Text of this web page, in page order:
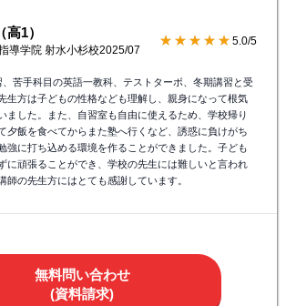
1）
導学院 射水小杉校2025/07
★★★★★ 5.0/5
苦手科目の英語一教科、テストターボ、冬期講習と受
生方は子どもの性格なども理解し、親身になって根気
ました。また、自習室も自由に使えるため、学校帰り
夕飯を食べてからまた塾へ行くなど、誘惑に負けがち
強に打ち込める環境を作ることができました。子ども
に頑張ることができ、学校の先生には難しいと言われ
師の先生方にはとても感謝しています。
無料問い合わせ
(資料請求)